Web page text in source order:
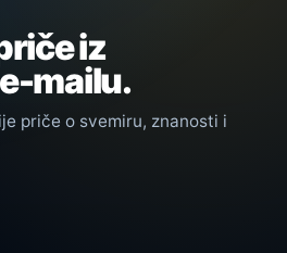
iz
mailu.
priče o svemiru, znanosti i